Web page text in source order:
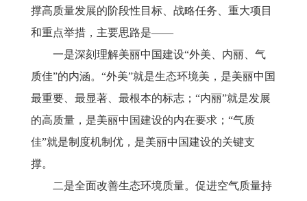
撑高质量发展的阶段性目标、战略任务、重大项目
和重点举措，主要思路是——
一是深刻理解美丽中国建设“外美、内丽、气
质佳”的内涵。“外美”就是生态环境美，是美丽中国
最重要、最显著、最根本的标志；“内丽”就是发展
的高质量，是美丽中国建设的内在要求；“气质
佳”就是制度机制优，是美丽中国建设的关键支
撑。
二是全面改善生态环境质量。促进空气质量持